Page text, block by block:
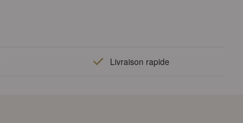
Livraison rapide